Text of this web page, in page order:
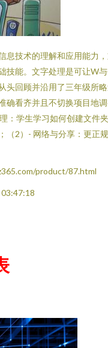
息技术的理解和应用能力
技能。文字处理是可让W
头回顾并沿用了三年级所
确看齐并且不切换项目地
：学生学习如何创建文件
（2）- 网络与分享：更正
product/87.html